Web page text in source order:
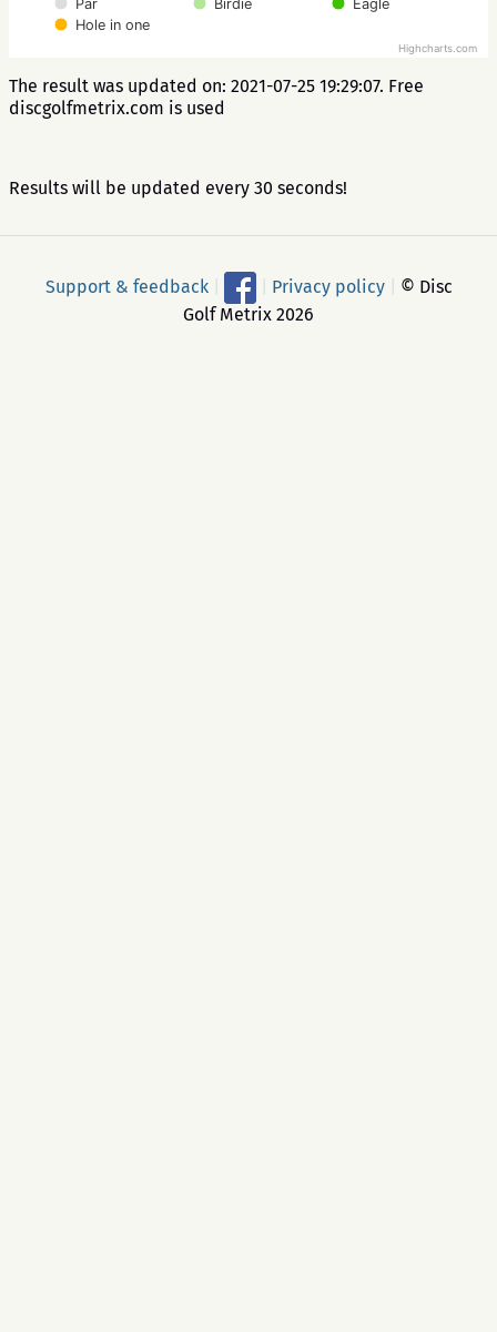
Par
Birdie
Eagle
Hole in one
Highcharts.com
The result was updated on: 2021-07-25 19:29:07. Free
discgolfmetrix.com is used
Results will be updated every 30 seconds!
Support & feedback Privacy policy
© Disc
Golf Metrix 2026